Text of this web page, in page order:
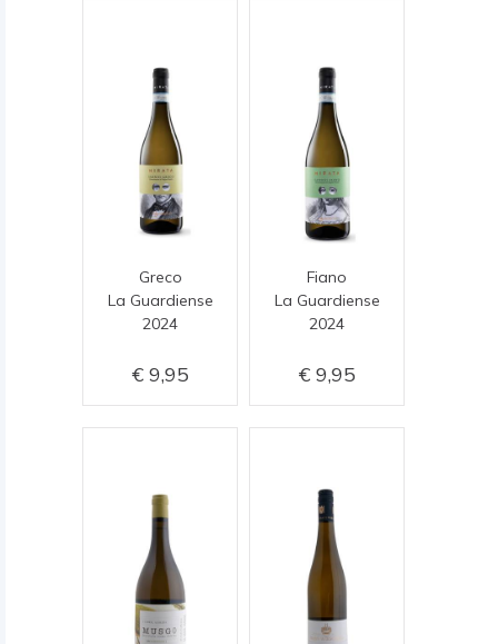
Greco
La Guardiense
2024
9,95
Fiano
La Guardiense
2024
9,95